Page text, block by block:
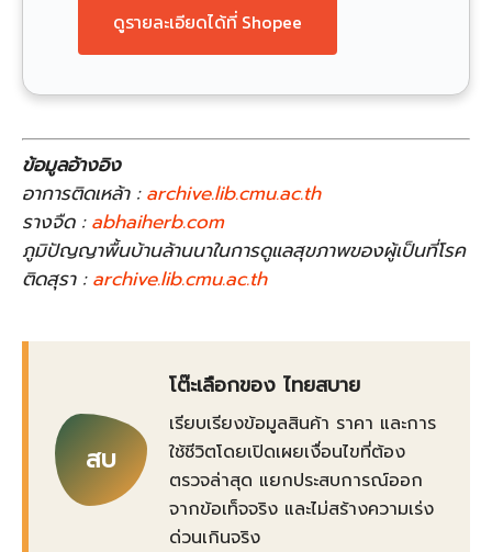
ดูรายละเอียดได้ที่ Shopee
ข้อมูลอ้างอิง
อาการติดเหล้า :archive.lib.cmu.ac.th
รางจืด :abhaiherb.com
ภูมิปัญญาพื้นบ้านล้านนาในการดูแลสุขภาพของผู้เป็นที่โรค
ติดสุรา :archive.lib.cmu.ac.th
สบ
โต๊ะเลือกของ ไทยสบาย
เรียบเรียงข้อมูลสินค้า ราคา และการ
ใช้ชีวิตโดยเปิดเผยเงื่อนไขที่ต้อง
ตรวจล่าสุด แยกประสบการณ์ออก
จากข้อเท็จจริง และไม่สร้างความเร่ง
ด่วนเกินจริง